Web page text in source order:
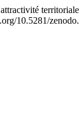
10.5281/